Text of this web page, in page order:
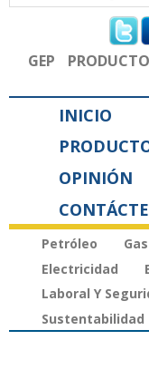
Formulario
GEP PRODUCTO
INICIO
OPINIÓN
Petróleo
Electricidad
Laboral Y
Sustentabilidad